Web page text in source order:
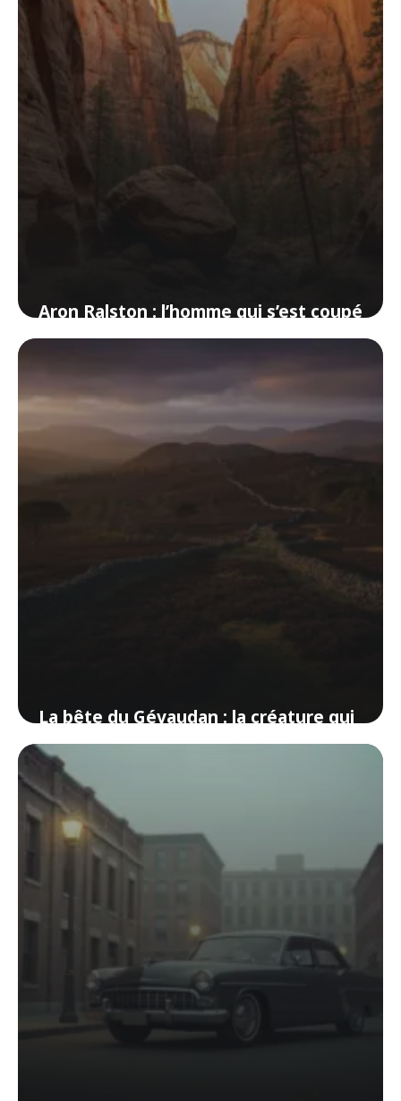
Aron Ralston : l’homme qui s’est coupé
le bras pour survivre
La bête du Gévaudan : la créature qui
a terrorisé la Lozère
3 juin 2026